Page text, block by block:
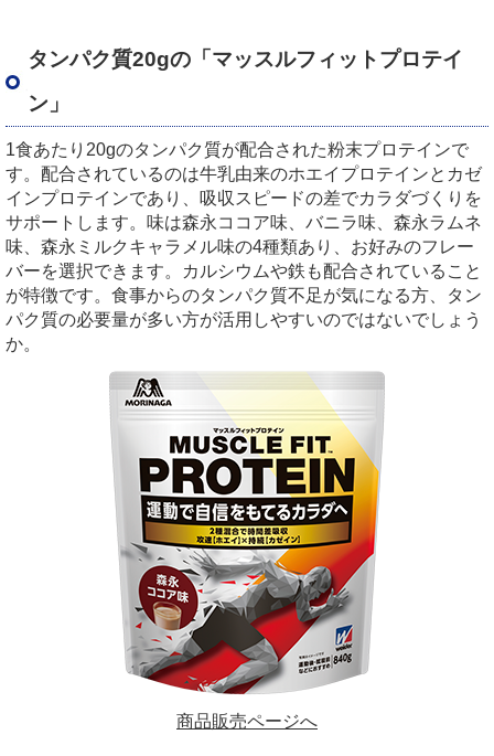
タンパク質20gの「マッスルフィットプロテイ
ン」
1食あたり20gのタンパク質が配合された粉末プロテインで
す。配合されているのは牛乳由来のホエイプロテインとカゼ
インプロテインであり、吸収スピードの差でカラダづくりを
サポートします。味は森永ココア味、バニラ味、森永ラムネ
味、森永ミルクキャラメル味の4種類あり、お好みのフレー
バーを選択できます。カルシウムや鉄も配合されていること
が特徴です。食事からのタンパク質不足が気になる方、タン
パク質の必要量が多い方が活用しやすいのではないでしょう
か。
商品販売ページへ